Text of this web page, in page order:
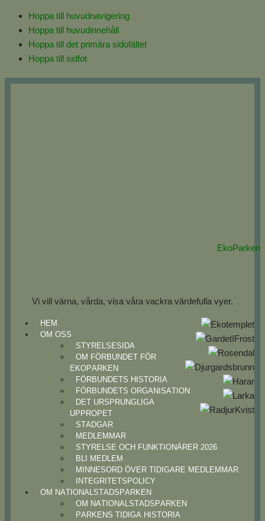
Hoppa till huvudnavigering
Hoppa till huvudinnehåll
Hoppa till det primära sidofältet
Hoppa till sidfot
EkoParken
Vi vill värna, vårda, visa våra vackra värdefulla vyer.
HEM
OM OSS
STYRELSESIDA
OM FÖRBUNDET FÖR
EKOPARKEN
FÖRBUNDETS HISTORIA
FÖRBUNDETS ORGANISATION
DET URSPRUNGLIGA
UPPROPET
STADGAR
MEDLEMMAR
STYRELSE OCH FUNKTIONÄRER 2026
BLI MEDLEM
MINNESORD ÖVER TIDIGARE MEDLEMMAR
INTEGRITETSPOLICY
OM NATIONALSTADSPARKEN
OM NATIONALSTADSPARKEN
PARKENS TIDIGA HISTORIA